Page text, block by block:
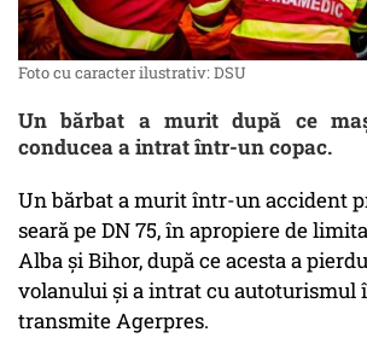
Foto cu caracter ilustrativ: DSU
Un bărbat a murit după ce
conducea a intrat într-un copac.
Un bărbat a murit într-un accident
seară pe DN 75, în apropiere de
Alba şi Bihor, după ce acesta a
volanului şi a intrat cu autoturismul
transmite Agerpres.